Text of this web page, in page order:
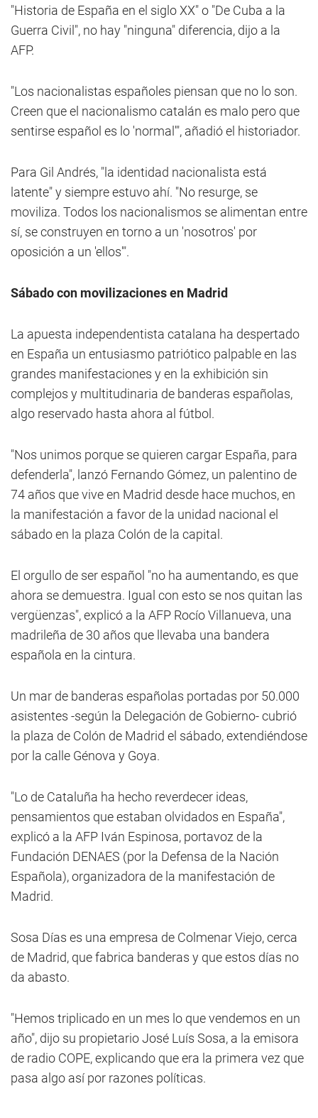
"Historia de España en el siglo XX" o "De Cuba a la
Guerra Civil", no hay "ninguna" diferencia, dijo a la
AFP.
"Los nacionalistas españoles piensan que no lo son.
Creen que el nacionalismo catalán es malo pero que
sentirse español es lo 'normal'", añadió el historiador.
Para Gil Andrés, "la identidad nacionalista está
latente" y siempre estuvo ahí. "No resurge, se
moviliza. Todos los nacionalismos se alimentan entre
sí, se construyen en torno a un 'nosotros' por
oposición a un 'ellos'".
Sábado con movilizaciones en Madrid
La apuesta independentista catalana ha despertado
en España un entusiasmo patriótico palpable en las
grandes manifestaciones y en la exhibición sin
complejos y multitudinaria de banderas españolas,
algo reservado hasta ahora al fútbol.
"Nos unimos porque se quieren cargar España, para
defenderla", lanzó Fernando Gómez, un palentino de
74 años que vive en Madrid desde hace muchos, en
la manifestación a favor de la unidad nacional el
sábado en la plaza Colón de la capital.
El orgullo de ser español "no ha aumentando, es que
ahora se demuestra. Igual con esto se nos quitan las
vergüenzas", explicó a la AFP Rocío Villanueva, una
madrileña de 30 años que llevaba una bandera
española en la cintura.
Un mar de banderas españolas portadas por 50.000
asistentes -según la Delegación de Gobierno- cubrió
la plaza de Colón de Madrid el sábado, extendiéndose
por la calle Génova y Goya.
"Lo de Cataluña ha hecho reverdecer ideas,
pensamientos que estaban olvidados en España",
explicó a la AFP Iván Espinosa, portavoz de la
Fundación DENAES (por la Defensa de la Nación
Española), organizadora de la manifestación de
Madrid.
Sosa Días es una empresa de Colmenar Viejo, cerca
de Madrid, que fabrica banderas y que estos días no
da abasto.
"Hemos triplicado en un mes lo que vendemos en un
año", dijo su propietario José Luís Sosa, a la emisora
de radio COPE, explicando que era la primera vez que
pasa algo así por razones políticas.